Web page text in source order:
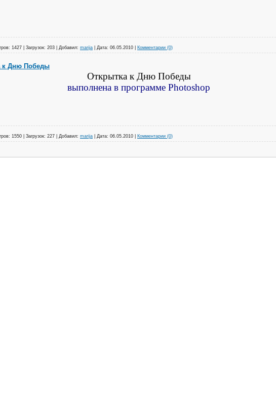
1427 Загрузок: 203 Добавил: marija Дата: 06.05.2010 Комментарии (0)
к Дню Победы
Открытка к Дню Победы
выполнена в программе Photoshop
1550 Загрузок: 227 Добавил: marija Дата: 06.05.2010 Комментарии (0)